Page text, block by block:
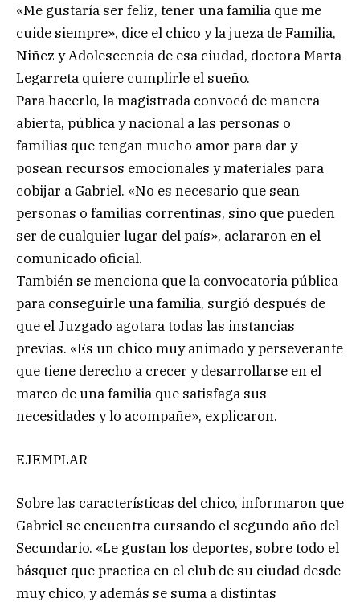
«Me gustaría ser feliz, tener una familia que me
cuide siempre», dice el chico y la jueza de Familia,
Niñez y Adolescencia de esa ciudad, doctora Marta
Legarreta quiere cumplirle el sueño.
Para hacerlo, la magistrada convocó de manera
abierta, pública y nacional a las personas o
familias que tengan mucho amor para dar y
posean recursos emocionales y materiales para
cobijar a Gabriel. «No es necesario que sean
personas o familias correntinas, sino que pueden
ser de cualquier lugar del país», aclararon en el
comunicado oficial.
También se menciona que la convocatoria pública
para conseguirle una familia, surgió después de
que el Juzgado agotara todas las instancias
previas. «Es un chico muy animado y perseverante
que tiene derecho a crecer y desarrollarse en el
marco de una familia que satisfaga sus
necesidades y lo acompañe», explicaron.
EJEMPLAR
Sobre las características del chico, informaron que
Gabriel se encuentra cursando el segundo año del
Secundario. «Le gustan los deportes, sobre todo el
básquet que practica en el club de su ciudad desde
muy chico, y además se suma a distintas